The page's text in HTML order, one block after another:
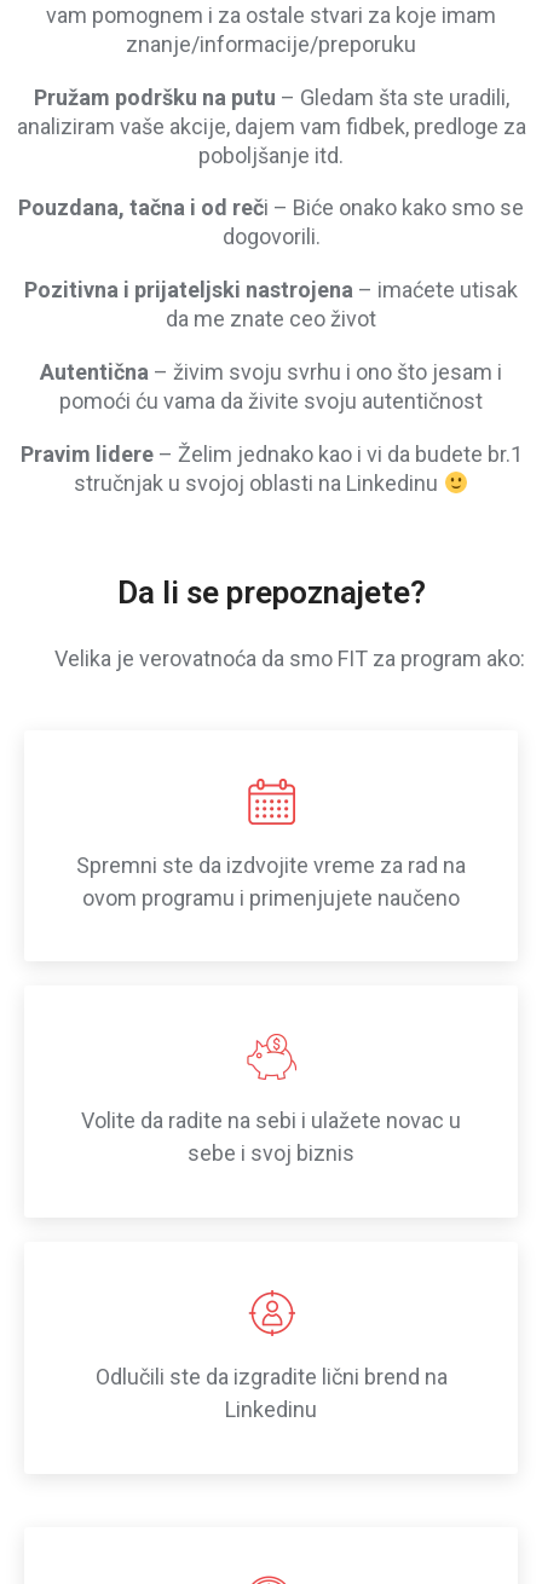
vam pomognem i za ostale stvari za koje imam
znanje/informacije/preporuku
Pružam podršku na putu – Gledam šta ste uradili,
analiziram vaše akcije, dajem vam fidbek, predloge za
poboljšanje itd.
Pouzdana, tačna i od reči – Biće onako kako smo se
dogovorili.
Pozitivna i prijateljski nastrojena – imaćete utisak
da me znate ceo život
Autentična – živim svoju svrhu i ono što jesam i
pomoći ću vama da živite svoju autentičnost
Pravim lidere – Želim jednako kao i vi da budete br.1
stručnjak u svojoj oblasti na Linkedinu
Da li se prepoznajete?
Velika je verovatnoća da smo FIT za program ako:
Spremni ste da izdvojite vreme za rad na
ovom programu i primenjujete naučeno
Volite da radite na sebi i ulažete novac u
sebe i svoj biznis
Odlučili ste da izgradite lični brend na
Linkedinu